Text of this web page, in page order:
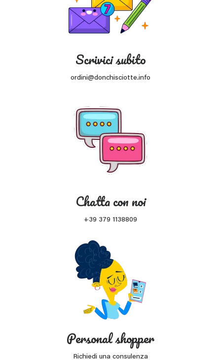
Scrivici subito
ordini@donchisciotte.info
Chatta con noi
+39 379 1138809
Personal shopper
Richiedi una consulenza